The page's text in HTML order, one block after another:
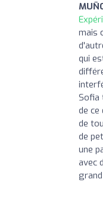
mais
qui
Sofia
de ce
de
de
une
avec